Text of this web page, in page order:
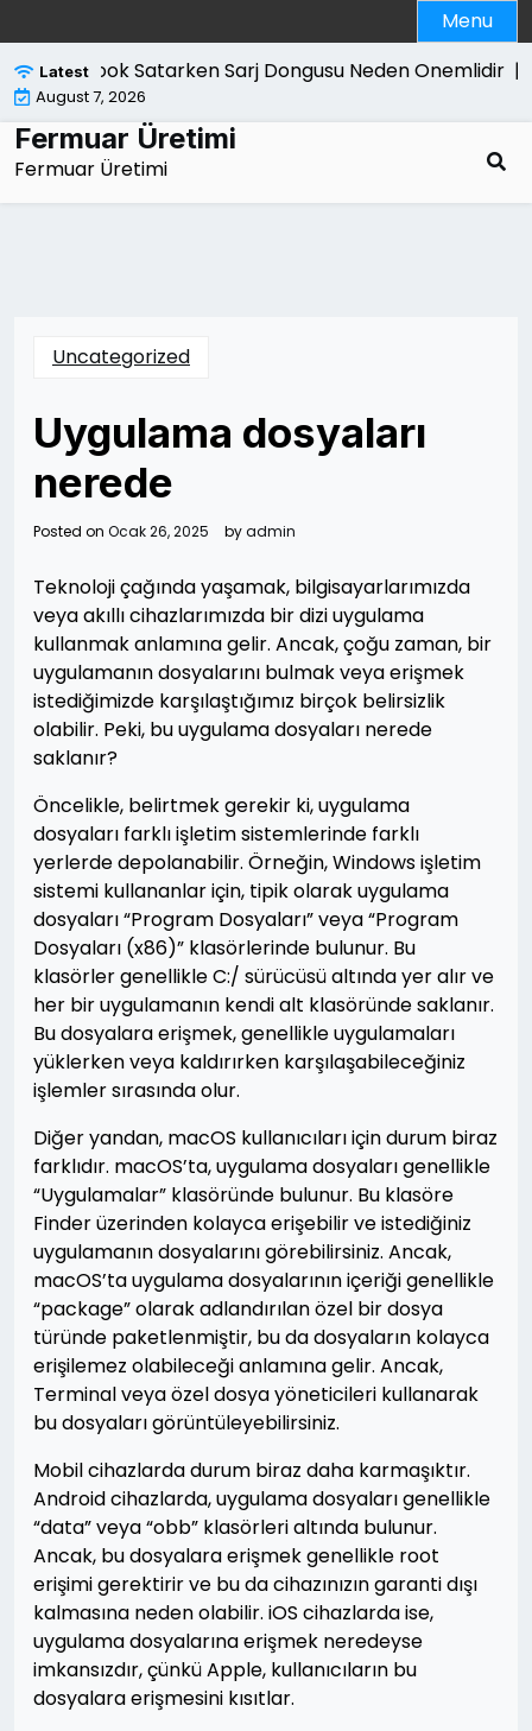
to
content
Menu
Latest
Macbook Satarken Sarj Dongusu Neden Onemlidir |
August 7, 2026
Fermuar Üretimi
Fermuar Üretimi
Uncategorized
Uygulama dosyaları
nerede
Posted on Ocak 26, 2025 byadmin
Teknoloji çağında yaşamak, bilgisayarlarımızda
veya akıllı cihazlarımızda bir dizi uygulama
kullanmak anlamına gelir. Ancak, çoğu zaman, bir
uygulamanın dosyalarını bulmak veya erişmek
istediğimizde karşılaştığımız birçok belirsizlik
olabilir. Peki, bu uygulama dosyaları nerede
saklanır?
Öncelikle, belirtmek gerekir ki, uygulama
dosyaları farklı işletim sistemlerinde farklı
yerlerde depolanabilir. Örneğin, Windows işletim
sistemi kullananlar için, tipik olarak uygulama
dosyaları “Program Dosyaları” veya “Program
Dosyaları (x86)” klasörlerinde bulunur. Bu
klasörler genellikle C:/ sürücüsü altında yer alır ve
her bir uygulamanın kendi alt klasöründe saklanır.
Bu dosyalara erişmek, genellikle uygulamaları
yüklerken veya kaldırırken karşılaşabileceğiniz
işlemler sırasında olur.
Diğer yandan, macOS kullanıcıları için durum biraz
farklıdır. macOS’ta, uygulama dosyaları genellikle
“Uygulamalar” klasöründe bulunur. Bu klasöre
Finder üzerinden kolayca erişebilir ve istediğiniz
uygulamanın dosyalarını görebilirsiniz. Ancak,
macOS’ta uygulama dosyalarının içeriği genellikle
“package” olarak adlandırılan özel bir dosya
türünde paketlenmiştir, bu da dosyaların kolayca
erişilemez olabileceği anlamına gelir. Ancak,
Terminal veya özel dosya yöneticileri kullanarak
bu dosyaları görüntüleyebilirsiniz.
Mobil cihazlarda durum biraz daha karmaşıktır.
Android cihazlarda, uygulama dosyaları genellikle
“data” veya “obb” klasörleri altında bulunur.
Ancak, bu dosyalara erişmek genellikle root
erişimi gerektirir ve bu da cihazınızın garanti dışı
kalmasına neden olabilir. iOS cihazlarda ise,
uygulama dosyalarına erişmek neredeyse
imkansızdır, çünkü Apple, kullanıcıların bu
dosyalara erişmesini kısıtlar.